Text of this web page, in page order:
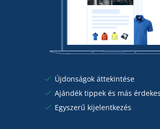
Újdonságok áttekintése
Ajándék tippek és más
Egyszerű kijelentkezés